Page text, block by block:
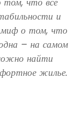
и
миф о том, что
– на самом
найти
жилье.